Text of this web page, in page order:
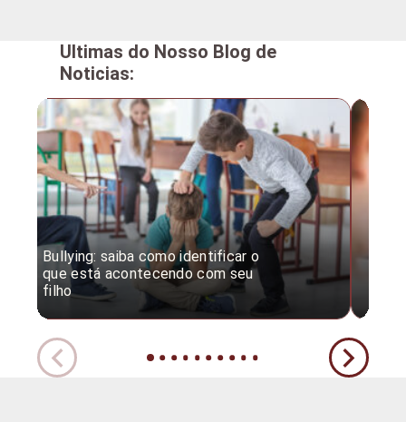
Ultimas do Nosso Blog de
Noticias:
Bullying: saiba como identificar o
que está acontecendo com seu
filho